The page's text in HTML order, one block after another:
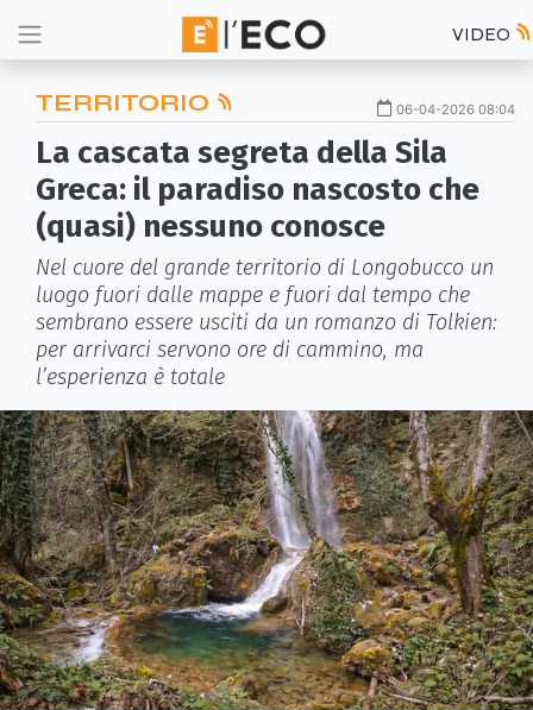
VIDEO
TERRITORIO 06-04-2026 08:04
La cascata segreta della Sila
Greca: il paradiso nascosto che
(quasi) nessuno conosce
Nel cuore del grande territorio di Longobucco un
luogo fuori dalle mappe e fuori dal tempo che
sembrano essere usciti da un romanzo di Tolkien:
per arrivarci servono ore di cammino, ma
l’esperienza è totale